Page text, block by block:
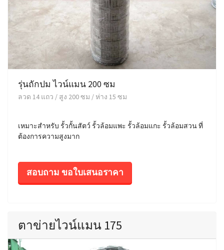
รุ่นถักปม ไวน์แมน 200 ซม
ลวด 14 แถว / สูง 200 ซม / ห่าง 15 ซม
เหมาะสำหรับ รั้วกั้นสัตว์ รั้วล้อมแพะ รั้วล้อมแกะ รั้วล้อมสวน ที่
ต้องการความสูงมาก
สอบถาม ขอใบเสนอราคา
ตาข่ายไวน์แมน 175